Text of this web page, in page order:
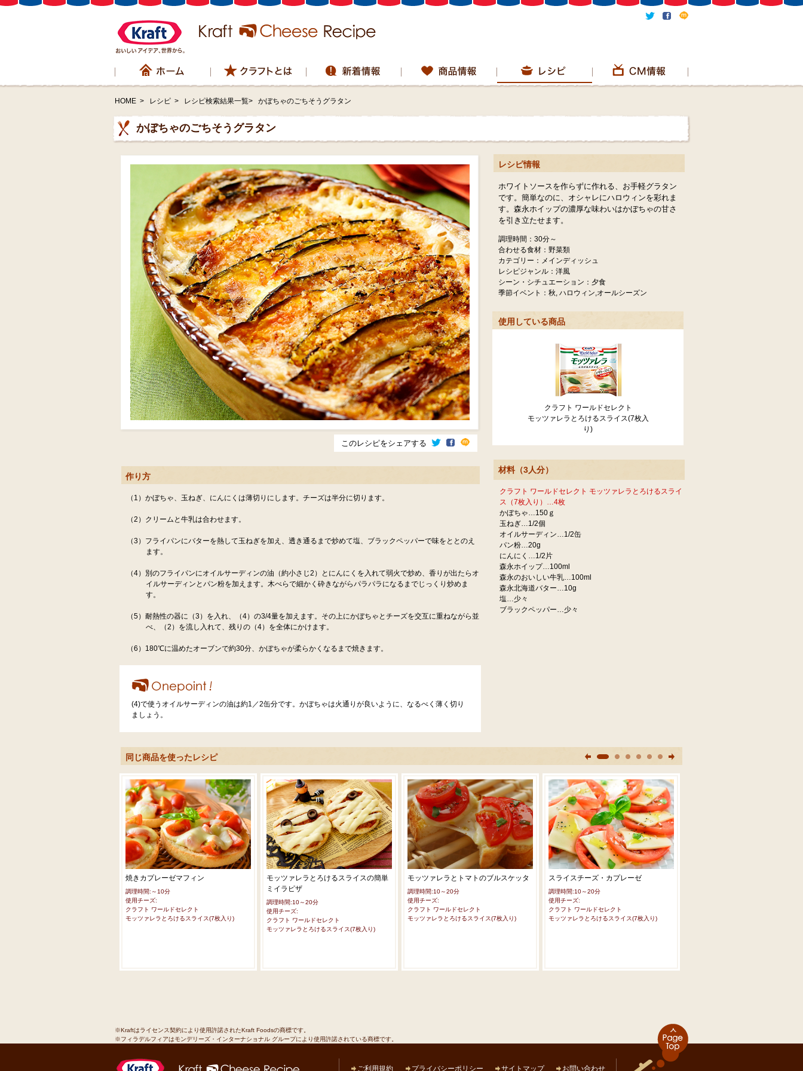
HOME > レシピ > レシピ検索結果一覧> かぼちゃのごちそうグラタン
かぼちゃのごちそうグラタン
このレシピをシェアする
レシピ情報
ホワイトソースを作らずに作れる、お手軽グラタン
です。簡単なのに、オシャレにハロウィンを彩れま
す。森永ホイップの濃厚な味わいはかぼちゃの甘さ
を引き立たせます。
調理時間：30分～
合わせる食材：野菜類
カテゴリー：メインディッシュ
レシピジャンル：洋風
シーン・シチュエーション：夕食
季節イベント：秋, ハロウィン,オールシーズン
使用している商品
クラフト ワールドセレクト
モッツァレラとろけるスライス(7枚入
り)
材料（3人分）
クラフト ワールドセレクト モッツァレラとろけるスライ
ス（7枚入り）…4枚
かぼちゃ…150ｇ
玉ねぎ…1/2個
オイルサーディン…1/2缶
パン粉…20g
にんにく…1/2片
森永ホイップ…100ml
森永のおいしい牛乳…100ml
森永北海道バター…10g
塩…少々
ブラックペッパー…少々
作り方
（1）かぼちゃ、玉ねぎ、にんにくは薄切りにします。チーズは半分に切ります。
（2）クリームと牛乳は合わせます。
（3）フライパンにバターを熱して玉ねぎを加え、透き通るまで炒めて塩、ブラックペッパーで味をととのえ
ます。
（4）別のフライパンにオイルサーディンの油（約小さじ2）とにんにくを入れて弱火で炒め、香りが出たらオ
イルサーディンとパン粉を加えます。木べらで細かく砕きながらパラパラになるまでじっくり炒めま
す。
（5）耐熱性の器に（3）を入れ、（4）の3/4量を加えます。その上にかぼちゃとチーズを交互に重ねながら並
べ、（2）を流し入れて、残りの（4）を全体にかけます。
（6）180℃に温めたオーブンで約30分、かぼちゃが柔らかくなるまで焼きます。
(4)で使うオイルサーディンの油は約1／2缶分です。かぼちゃは火通りが良いように、なるべく薄く切り
ましょう。
同じ商品を使ったレシピ
焼きカプレーゼマフィン
調理時間:～10分
使用チーズ:
クラフト ワールドセレクト
モッツァレラとろけるスライス(7枚入り)
モッツァレラとろけるスライスの簡単
ミイラピザ
調理時間:10～20分
使用チーズ:
クラフト ワールドセレクト
モッツァレラとろけるスライス(7枚入り)
モッツァレラとトマトのブルスケッタ
調理時間:10～20分
使用チーズ:
クラフト ワールドセレクト
モッツァレラとろけるスライス(7枚入り)
スライスチーズ・カプレーゼ
調理時間:10～20分
使用チーズ:
クラフト ワールドセレクト
モッツァレラとろけるスライス(7枚入り)
※Kraftはライセンス契約により使用許諾されたKraft Foodsの商標です。
※フィラデルフィアはモンデリーズ・インターナショナル グループにより使用許諾されている商標です。
ご利用規約 プライバシーポリシー サイトマップ お問い合わせ